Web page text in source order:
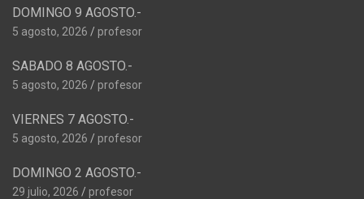
DOMINGO 9 AGOSTO.-
5 agosto, 2026 profesor
SABADO 8 AGOSTO.-
5 agosto, 2026 profesor
VIERNES 7 AGOSTO.-
5 agosto, 2026 profesor
DOMINGO 2 AGOSTO.-
29 julio, 2026 profesor